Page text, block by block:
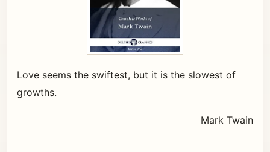
Love seems the swiftest, but it is the slowest of
growths.
Mark Twain